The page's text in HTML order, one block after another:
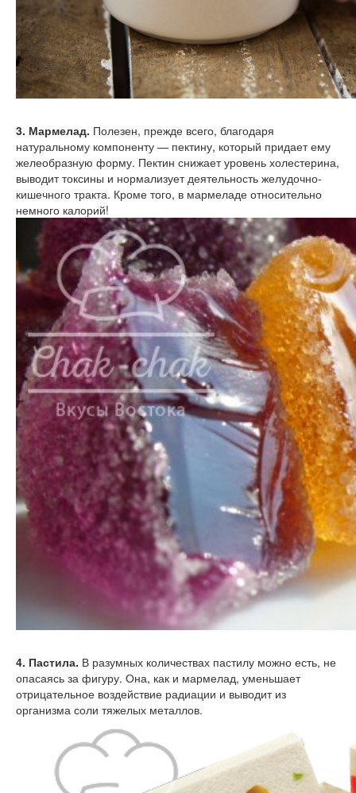
3. Мармелад. Полезен, прежде всего, благодаря
натуральному компоненту — пектину, который придает ему
желеобразную форму. Пектин снижает уровень холестерина,
выводит токсины и нормализует деятельность желудочно-
кишечного тракта. Кроме того, в мармеладе относительно
немного калорий!
4. Пастила. В разумных количествах пастилу можно есть, не
опасаясь за фигуру. Она, как и мармелад, уменьшает
отрицательное воздействие радиации и выводит из
организма соли тяжелых металлов.